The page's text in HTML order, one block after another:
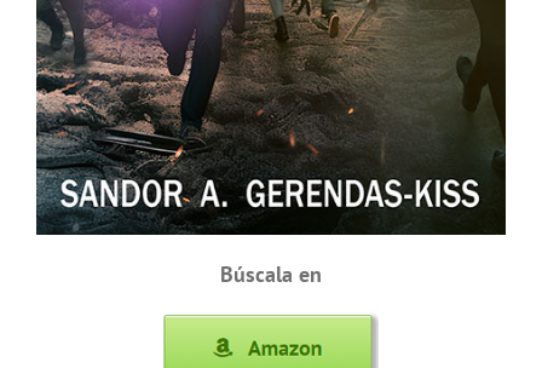
Búscala en